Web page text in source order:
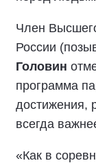
Член
России
Головин
программа
достижения,
всегда
«Как в